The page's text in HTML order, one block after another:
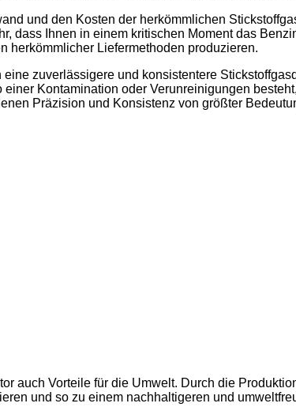
und den Kosten der herkömmlichen
dass Ihnen in einem kritischen Moment das
herkömmlicher Liefermethoden produzieren.
zuverlässigere und konsistentere
Kontamination oder Verunreinigungen
Präzision und Konsistenz von größter
auch Vorteile für die Umwelt. Durch die
und so zu einem nachhaltigeren und